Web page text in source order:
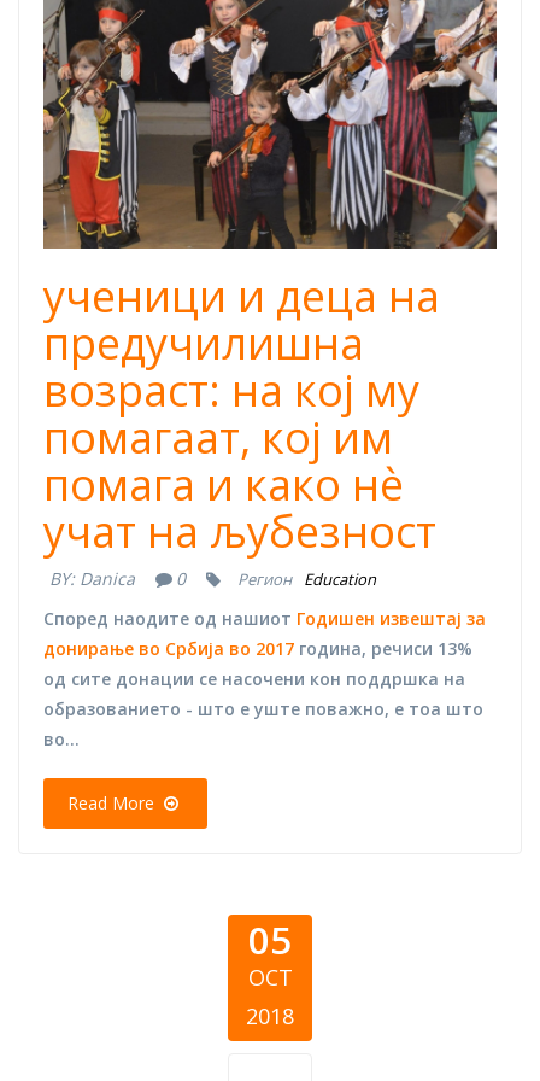
mostar music
school.jpg
ученици и деца на
предучилишна
возраст: на кој му
помагаат, кој им
помага и како нè
учат на љубезност
BY: Danica 0 Регион Education
Според наодите од нашиот Годишен извештај за
донирање во Србија во 2017 година, речиси 13%
од сите донации се насочени кон поддршка на
образованието - што е уште поважно, е тоа што
во...
Read More
05
OCT
2018